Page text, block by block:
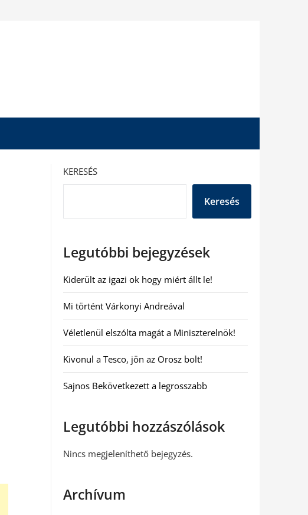
KERESÉS
Keresés
Legutóbbi bejegyzések
Kiderült az igazi ok hogy miért állt le!
Mi történt Várkonyi Andreával
Véletlenül elszólta magát a Miniszterelnök!
Kivonul a Tesco, jön az Orosz bolt!
Sajnos Bekövetkezett a legrosszabb
Legutóbbi hozzászólások
Nincs megjeleníthető bejegyzés.
Archívum